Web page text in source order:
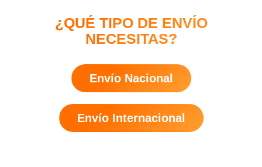
¿QUÉ TIPO DE ENVÍO
NECESITAS?
Envío Nacional
Envío Internacional